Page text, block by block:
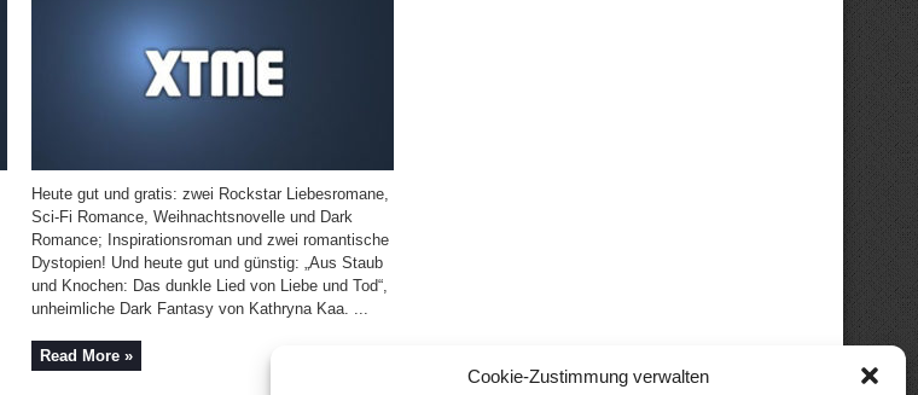
Cookie-Zustimmung verwalten
Heute gut und gratis: zwei Rockstar Liebesromane,
Sci-Fi Romance, Weihnachtsnovelle und Dark
Romance; Inspirationsroman und zwei romantische
Dystopien! Und heute gut und günstig: „Aus Staub
und Knochen: Das dunkle Lied von Liebe und Tod“,
unheimliche Dark Fantasy von Kathryna Kaa. ...
Read More »